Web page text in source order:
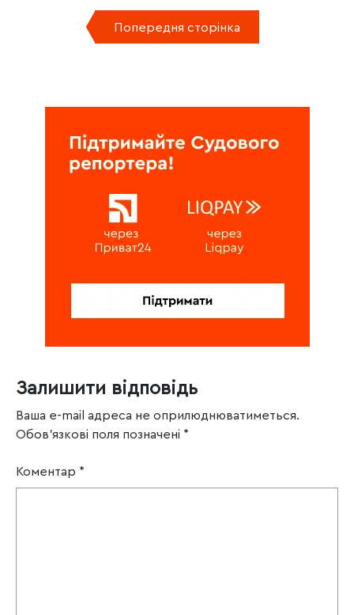
Попередня сторінка
Залишити відповідь
Ваша e-mail адреса не оприлюднюватиметься.
Обов’язкові поля позначені *
Коментар *